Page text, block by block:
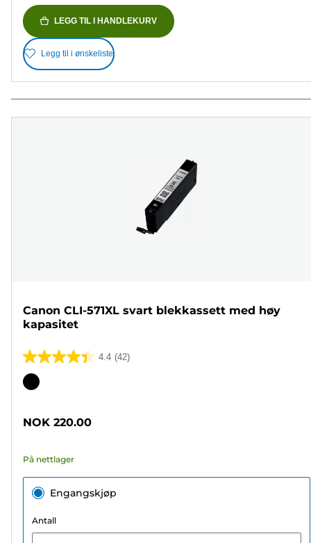
LEGG TIL I HANDLEKURV
Legg til i ønskeliste
Canon CLI-571XL svart blekkassett med høy
kapasitet
4.4 (42)
4.4
av
42
Fargekassett
NOK 220.00
På nettlager
Engangskjøp
Antall